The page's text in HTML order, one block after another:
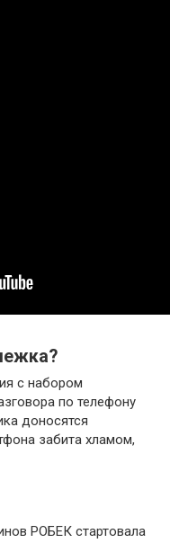
с набором
по телефону
доносятся
забита хламом,
РОБЕК стартовала